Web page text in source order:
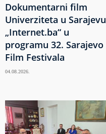
Dokumentarni film
Univerziteta u Sarajevu
„Internet.ba“ u
programu 32. Sarajevo
Film Festivala
04.08.2026.